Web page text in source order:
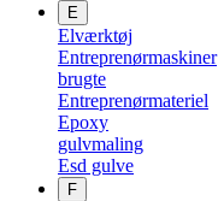
E
Elværktøj
Entreprenørmaskiner
brugte
Entreprenørmateriel
Epoxy
gulvmaling
Esd gulve
F